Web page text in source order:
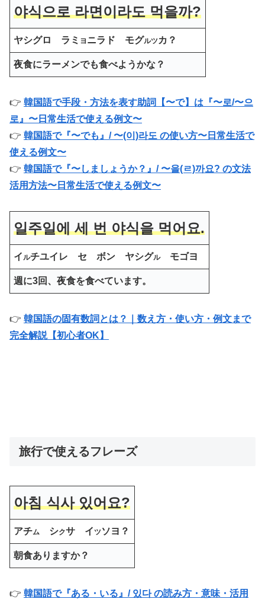
야식으로 라면이라도먹을까?
ヤシグロ ラミ ヨ ニラド モグルツカ？
夜食にラーメンでも食べようかな？
👉 韓国語で手段・方法を表す助詞【〜で】は『〜로/〜으
로』〜日常生活で使える例文〜
👉 韓国語で『〜でも』/ 〜(이)라도 の使い方〜日常生活で
使える例文〜
👉 韓国語で『〜しましょうか？』/ 〜을(ㄹ)까요? の文法
活用方法〜日常生活で使える例文〜
일주일에 세 번 야식을 먹어요.
イルチユイレ セ ボン ヤシグルモゴヨ
週に3回、夜食を食べています。
👉 韓国語の固有数詞とは？｜数え方・使い方・例文まで
完全解説【初心者OK】
旅行で使えるフレーズ
아침 식사 있어요?
アチム シクサ イツソヨ？
朝食ありますか？
👉 韓国語で『ある・いる』/ 있다 の読み方・意味・活用